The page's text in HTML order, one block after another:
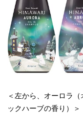
＜左から、オーロラ
ックハーブの香り）＞